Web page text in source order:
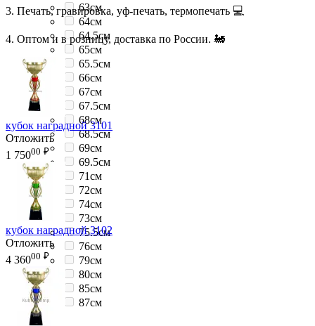
63см
64см
64.5см
65см
65.5см
66см
67см
67.5см
68см
68.5см
69см
69.5см
71см
72см
74см
73см
75.5см
76см
79см
80см
85см
87см
3. Печать, гравировка, уф-печать, термопечать 💻
4. Оптом и в розницу, доставка по России. 🚂
кубок наградной 3101
Отложить
1 75000 ₽
кубок наградной 3102
Отложить
4 36000 ₽